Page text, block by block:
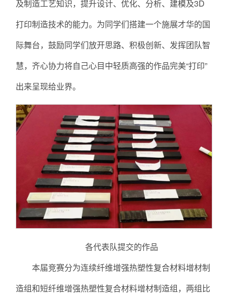
及制造工艺知识，提升设计、优化、分析、建模及3D
打印制造技术的能力。为同学们搭建一个施展才华的国
际舞台，鼓励同学们放开思路、积极创新、发挥团队智
慧，齐心协力将自己心目中轻质高强的作品完美“打印”
出来呈现给业界。
各代表队提交的作品
本届竞赛分为连续纤维增强热塑性复合材料增材制
造组和短纤维增强热塑性复合材料增材制造组，两组比